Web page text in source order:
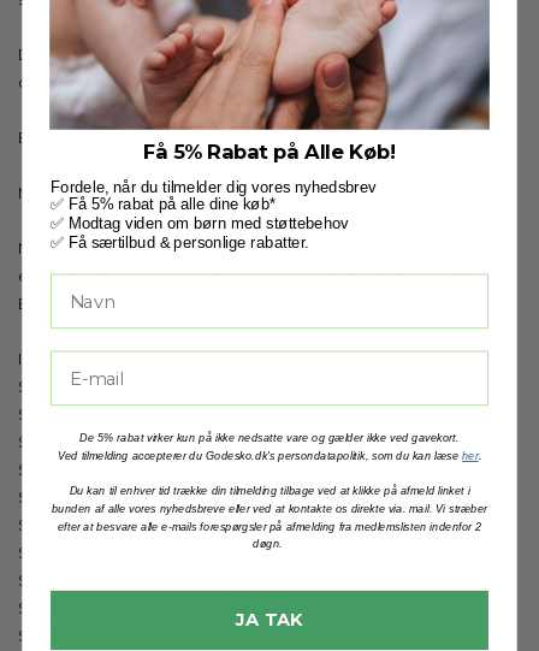
Der medfølger en lille folder med forklaring på skoens
opbygning.
Bredde: normal.
Modellen er stor i størrelsen.
Når dit barn har særlige støttebehov, skal du regne 0,5-1 cm.
ekstra plads udover fodens længde for den optimale støtte.
Er du i tvivl, så vejleder vi dig meget gerne!
Indvendige mål:
Str. 22: 14,8 cm
Str. 23: 15,5 cm
Str. 24: 16,1 cm
Str. 25: 16,6 cm
Str. 26: 17,4 cm
Str. 27: 18 cm
Str. 28: 18,9 cm
Str. 29: 19,5 cm
Str. 30: 20,1 cm
Str. 31: 20,7 cm
Få 5% Rabat på Alle Køb!
Fordele, når du tilmelder dig vores nyhedsbrev
✅ Få 5% rabat på alle dine køb*
✅ Modtag viden om børn med støttebehov
✅ Få særtilbud & personlige rabatter.
De 5% rabat virker kun på ikke nedsatte vare og gælder ikke ved gavekort.
Ved tilmelding accepterer du Godesko.dk's persondatapolitik, som du kan læseher.
Du kan til enhver tid trække din tilmelding tilbage ved at klikke på afmeld linket i
bunden af alle vores nyhedsbreve eller ved at kontakte os direkte via. mail. Vi stræber
efter at besvare alle e-mails forespørgsler på afmelding fra medlemslisten indenfor 2
døgn.
JA TAK